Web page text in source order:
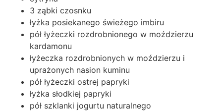
3 ząbki czosnku
łyżka posiekanego świeżego imbiru
pół łyżeczki rozdrobnionego w moździerzu
kardamonu
łyżeczka rozdrobnionych w moździerzu i
uprażonych nasion kuminu
pół łyżeczki ostrej papryki
łyżka słodkiej papryki
pół szklanki jogurtu naturalnego